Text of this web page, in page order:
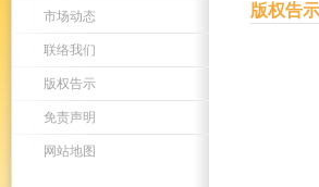
市场动态
联络我们
版权告示
免责声明
网站地图
版权告示